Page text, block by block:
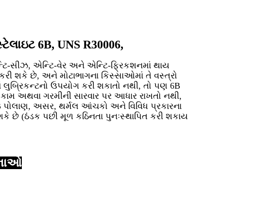
6B, UNS R30006,
સીઝ, એન્ટિ-વેર અને એન્ટિ-ફ્રિકશનમાં થાય
છે, અને મોટાભાગના કિસ્સાઓમાં તે વસ્ત્રો
ઉપયોગ કરી શકાતો નથી, તો પણ 6B
અથવા ગરમીની સારવાર પર આધાર રાખતો નથી,
પોલાણ, અસર, થર્મલ આંચકો અને વિવિધ પ્રકારના
છે (ઠંડક પછી મૂળ કઠિનતા પુનઃસ્થાપિત કરી શકાય